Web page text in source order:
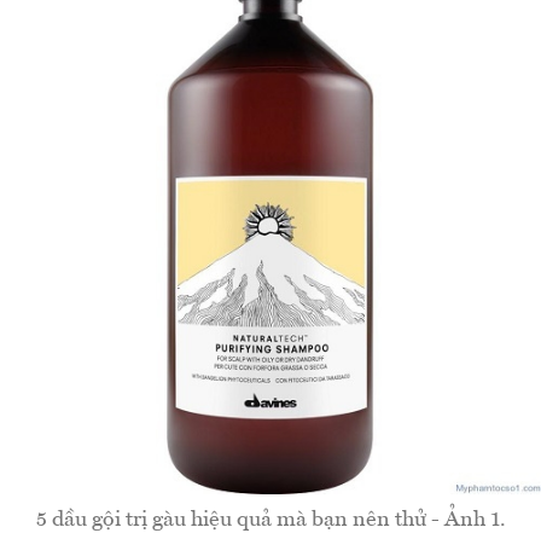
5 dầu gội trị gàu hiệu quả mà bạn nên thử - Ảnh 1.